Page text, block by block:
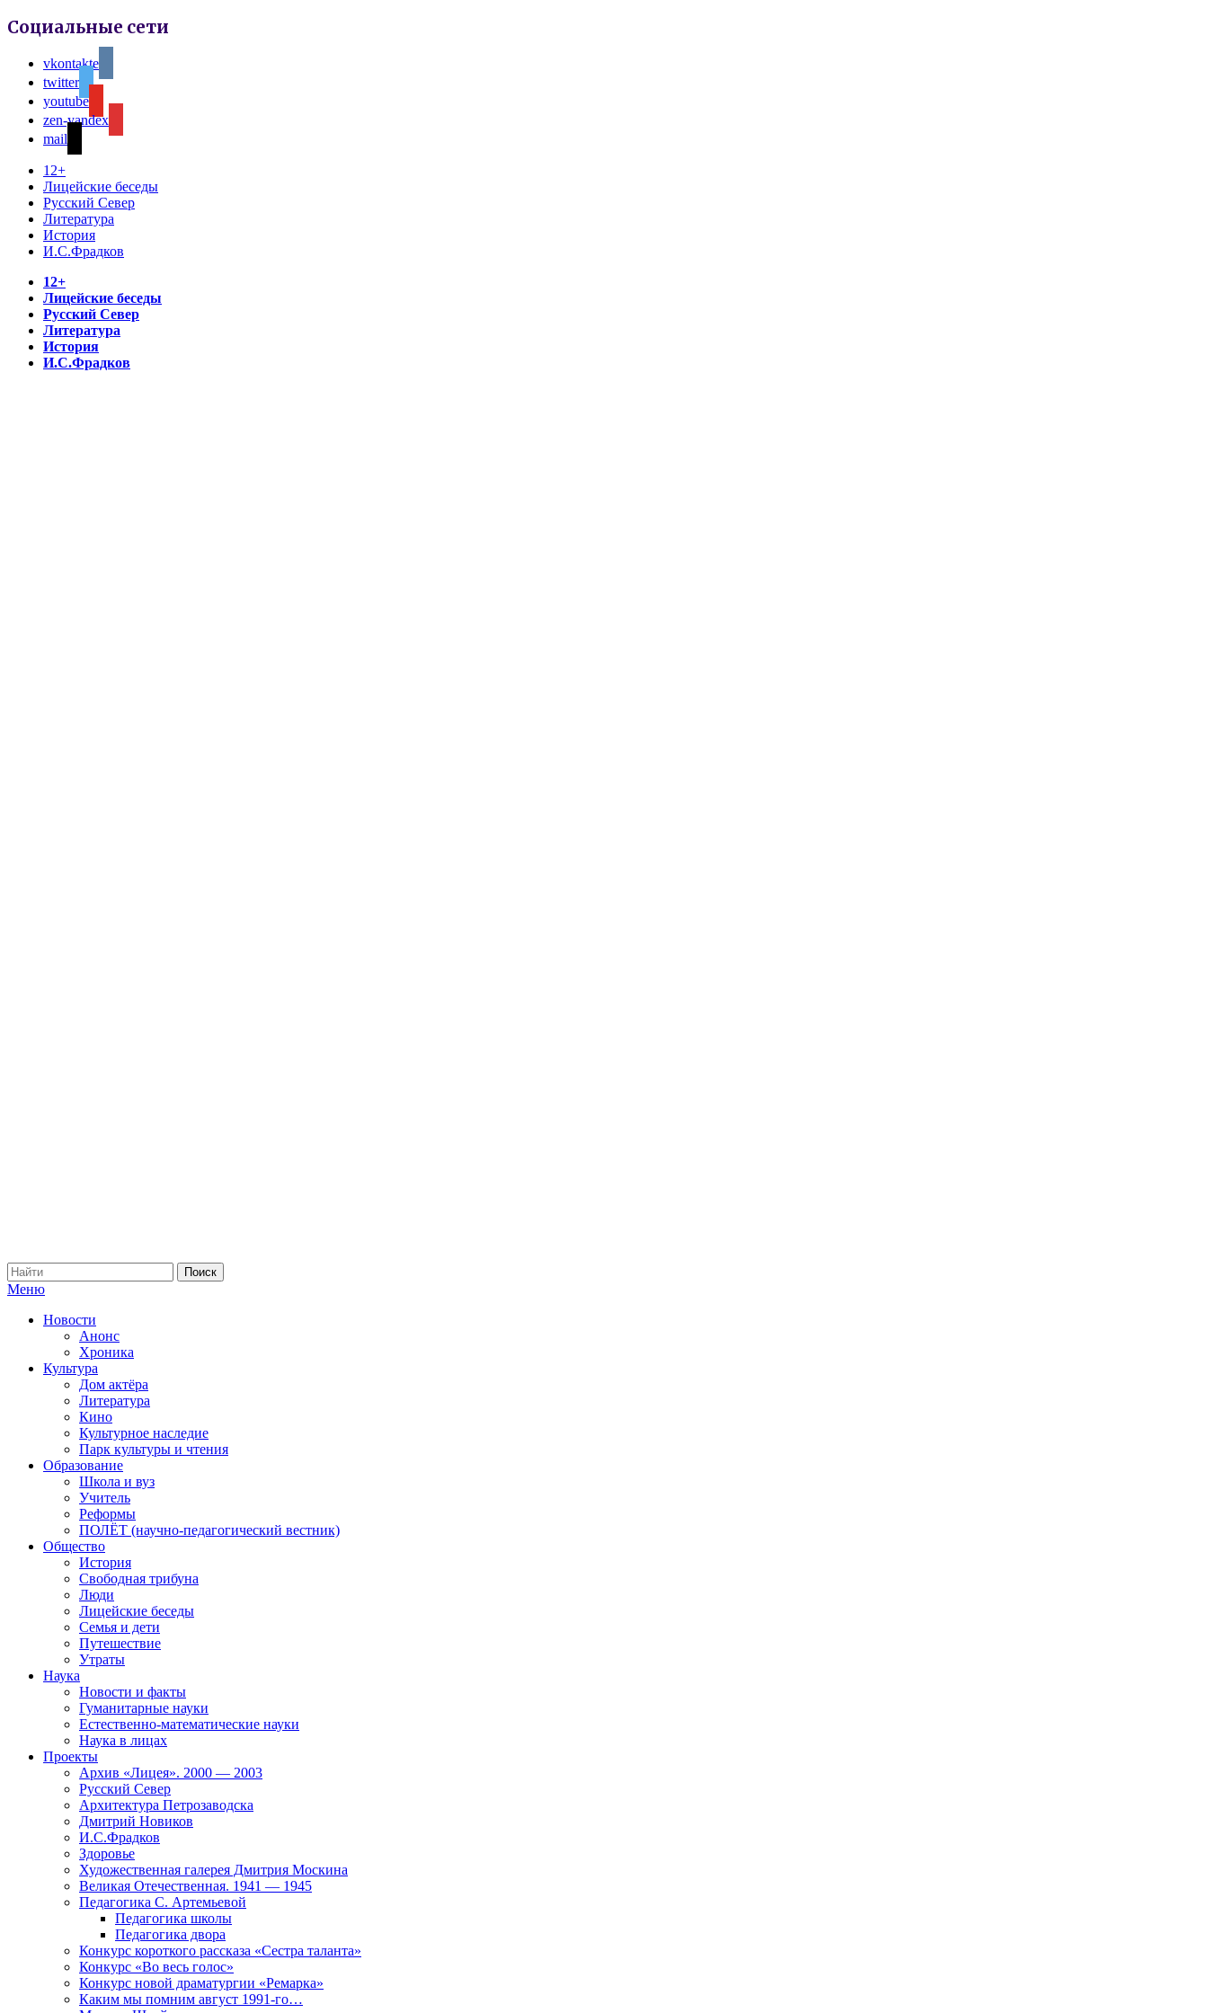
Социальные сети
vkontakte
twitter
youtube
zen-yandex
mail
12+
Лицейские беседы
Русский Север
Литература
История
И.С.Фрадков
12+
Лицейские беседы
Русский Север
Литература
История
И.С.Фрадков
Меню
Новости
Анонс
Хроника
Культура
Дом актёра
Литература
Кино
Культурное наследие
Парк культуры и чтения
Образование
Школа и вуз
Учитель
Реформы
ПОЛЁТ (научно-педагогический вестник)
Общество
История
Свободная трибуна
Люди
Лицейские беседы
Семья и дети
Путешествие
Утраты
Наука
Новости и факты
Гуманитарные науки
Естественно-математические науки
Наука в лицах
Проекты
Архив «Лицея». 2000 — 2003
Русский Север
Архитектура Петрозаводска
Дмитрий Новиков
И.С.Фрадков
Здоровье
Художественная галерея Дмитрия Москина
Великая Отечественная. 1941 — 1945
Педагогика С. Артемьевой
Педагогика школы
Педагогика двора
Конкурс короткого рассказа «Сестра таланта»
Конкурс «Во весь голос»
Конкурс новой драматургии «Ремарка»
Каким мы помним август 1991-го…